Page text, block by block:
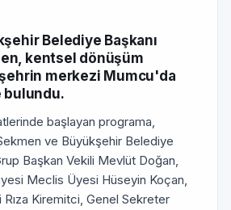
Belediye Başkanı
kentsel dönüşüm
merkezi Mumcu'da
bulundu.
başlayan programa,
ve Büyükşehir Belediye
Başkan Vekili Mevlüt Doğan,
Meclis Üyesi Hüseyin Koçan,
Kiremitci, Genel Sekreter